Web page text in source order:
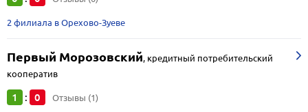
2 филиала в Орехово-Зуеве
Первый Морозовский, кредитный потребительский
кооператив
1 : 0 Отзывы (1)